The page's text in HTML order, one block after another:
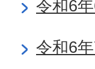
令和6
令和6